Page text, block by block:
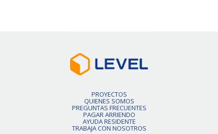
PROYECTOS
QUIENES SOMOS
PREGUNTAS FRECUENTES
PAGAR ARRIENDO
AYUDA RESIDENTE
TRABAJA CON NOSOTROS